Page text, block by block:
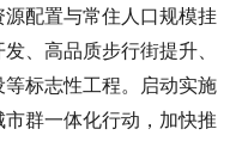
配置与常住人口规模挂
、高品质步行街提升、
标志性工程。启动实施
群一体化行动，加快推